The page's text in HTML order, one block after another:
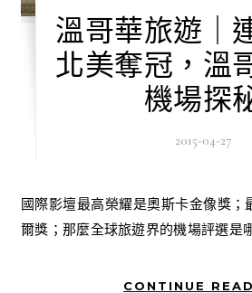
溫哥華旅遊｜
北美奪冠，溫
機場探
2015-04-27
國際影壇最高榮耀是奧斯卡金像獎；最高的學術獎項是諾貝
爾獎；那麼全球旅遊界的機場評選是
CONTINUE